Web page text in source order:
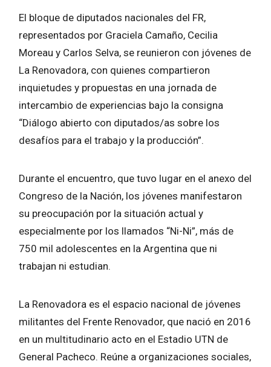
El bloque de diputados nacionales del FR,
representados por Graciela Camaño, Cecilia
Moreau y Carlos Selva, se reunieron con jóvenes de
La Renovadora, con quienes compartieron
inquietudes y propuestas en una jornada de
intercambio de experiencias bajo la consigna
“Diálogo abierto con diputados/as sobre los
desafíos para el trabajo y la producción”.
Durante el encuentro, que tuvo lugar en el anexo del
Congreso de la Nación, los jóvenes manifestaron
su preocupación por la situación actual y
especialmente por los llamados “Ni-Ni”, más de
750 mil adolescentes en la Argentina que ni
trabajan ni estudian.
La Renovadora es el espacio nacional de jóvenes
militantes del Frente Renovador, que nació en 2016
en un multitudinario acto en el Estadio UTN de
General Pacheco. Reúne a organizaciones sociales,